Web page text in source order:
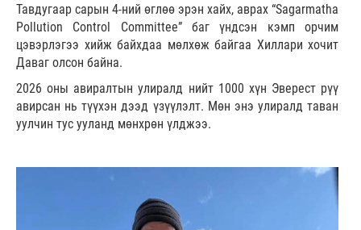
Тавдугаар сарын 4-ний өглөө эрэн хайх, аврах “Sagarmatha
Pollution Control Committee” баг үндсэн кэмп орчим
цэвэрлэгээ хийж байхдаа мөлхөж байгаа Хиллари хочит
Даваг олсон байна.
2026 оны авиралтын улиралд нийт 1000 хүн Эверест рүү
авирсан нь түүхэн дээд үзүүлэлт. Мөн энэ улиралд таван
уулчин тус ууланд мөнхрөн үлджээ.